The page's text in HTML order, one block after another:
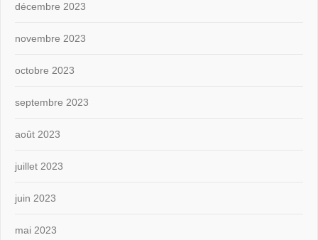
décembre 2023
novembre 2023
octobre 2023
septembre 2023
août 2023
juillet 2023
juin 2023
mai 2023